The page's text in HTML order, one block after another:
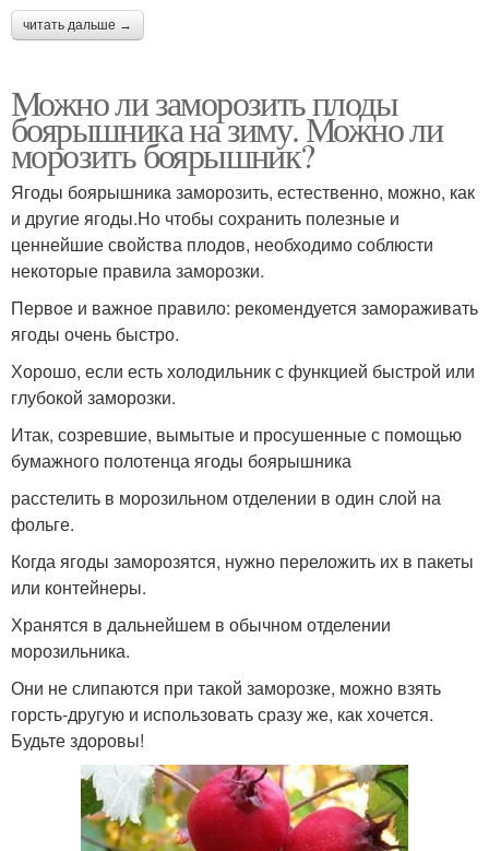
читать дальше →
Можно ли заморозить плоды
боярышника на зиму. Можно ли
морозить боярышник?
Ягоды боярышника заморозить, естественно, можно, как
и другие ягоды.Но чтобы сохранить полезные и
ценнейшие свойства плодов, необходимо соблюсти
некоторые правила заморозки.
Первое и важное правило: рекомендуется замораживать
ягоды очень быстро.
Хорошо, если есть холодильник с функцией быстрой или
глубокой заморозки.
Итак, созревшие, вымытые и просушенные с помощью
бумажного полотенца ягоды боярышника
расстелить в морозильном отделении в один слой на
фольге.
Когда ягоды заморозятся, нужно переложить их в пакеты
или контейнеры.
Хранятся в дальнейшем в обычном отделении
морозильника.
Они не слипаются при такой заморозке, можно взять
горсть-другую и использовать сразу же, как хочется.
Будьте здоровы!